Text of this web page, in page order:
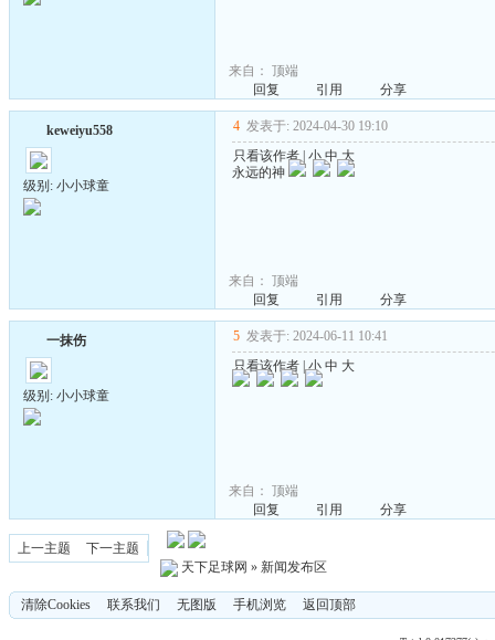
来自： 顶端
回复
引用 分享
keweiyu558
级别: 小小球童
4 发表于: 2024-04-30 19:10
只看该作者| 小 中 大
永远的神
来自： 顶端
回复
引用 分享
一抹伤
级别: 小小球童
5 发表于: 2024-06-11 10:41
只看该作者 |小 中 大
来自： 顶端
回复
引用 分享
上一主题
下一主题
天下足球网 » 新闻发布区
清除Cookies 联系我们 无图版 手机浏览 返回顶部